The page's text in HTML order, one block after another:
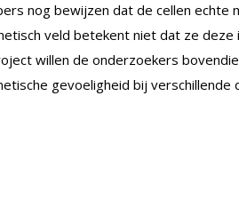
nog bewijzen dat de cellen
veld betekent niet dat ze
willen de onderzoekers
gevoeligheid bij verschillende